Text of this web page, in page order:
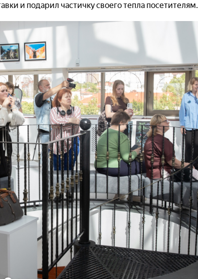
и подарил частичку своего тепла посетителям.